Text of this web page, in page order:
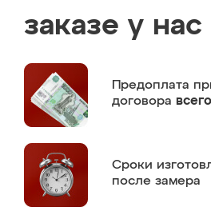
заказе у нас
Предоплата
договора
Сроки
после замера